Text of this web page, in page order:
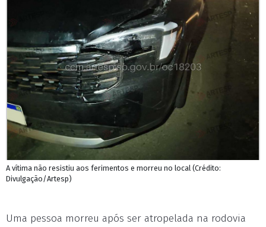
A vítima não resistiu aos ferimentos e morreu no local (Crédito:
Divulgação/Artesp)
Uma pessoa morreu após ser atropelada na rodovia